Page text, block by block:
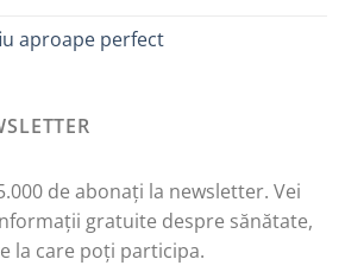
aproape perfect
de abonați la newsletter. Vei
gratuite despre sănătate,
la care poți participa.